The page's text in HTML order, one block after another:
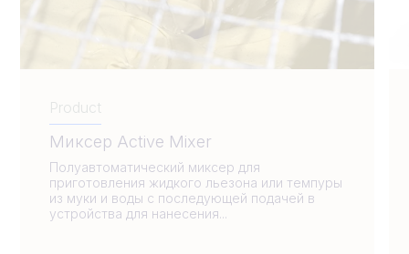
Product
Миксер Active Mixer
Полуавтоматический миксер для
приготовления жидкого льезона или темпуры
из муки и воды с последующей подачей в
устройства для нанесения...